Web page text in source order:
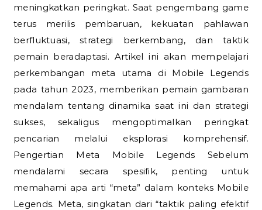
meningkatkan peringkat. Saat pengembang game
terus merilis pembaruan, kekuatan pahlawan
berfluktuasi, strategi berkembang, dan taktik
pemain beradaptasi. Artikel ini akan mempelajari
perkembangan meta utama di Mobile Legends
pada tahun 2023, memberikan pemain gambaran
mendalam tentang dinamika saat ini dan strategi
sukses, sekaligus mengoptimalkan peringkat
pencarian melalui eksplorasi komprehensif.
Pengertian Meta Mobile Legends Sebelum
mendalami secara spesifik, penting untuk
memahami apa arti “meta” dalam konteks Mobile
Legends. Meta, singkatan dari “taktik paling efektif